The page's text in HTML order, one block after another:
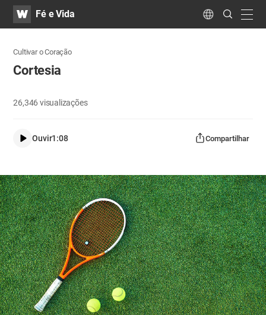
WATVFé e Vida Language
Search
Submit
Cultivar o Coração
Cortesia
26,346visualizações
Ouvir1:08 Compartilhar